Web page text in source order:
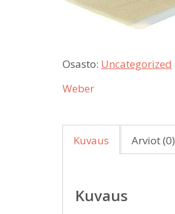
Osasto: Uncategorized
Weber
Kuvaus Arviot (0)
Kuvaus